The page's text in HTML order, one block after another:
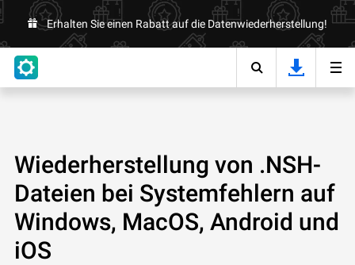
Erhalten Sie einen Rabatt auf die Datenwiederherstellung!
Wiederherstellung von .NSH-
Dateien bei Systemfehlern auf
Windows, MacOS, Android und
iOS